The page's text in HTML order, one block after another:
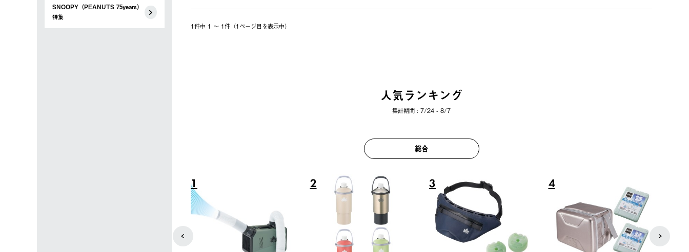
SNOOPY（PEANUTS 75years）
特集
1件中 1 〜 1件（1ページ⽬を表⽰中）
人気ランキング
集計期間 : 7/24 - 8/7
総合
6 7 8